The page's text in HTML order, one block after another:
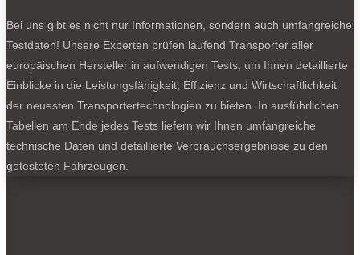
Bei uns gibt es nicht nur Informationen, sondern auch umfangreiche
Testdaten! Unsere Experten prüfen laufend Transporter aller
europäischen Hersteller in aufwendigen Tests, um Ihnen detaillierte
Einblicke in die Leistungsfähigkeit, Effizienz und Wirtschaftlichkeit
der neuesten Transportertechnologien zu bieten. In ausführlichen
Tabellen am Ende jedes Tests liefern wir Ihnen umfangreiche
technische Daten und detaillierte Verbrauchsergebnisse zu den
getesteten Fahrzeugen.